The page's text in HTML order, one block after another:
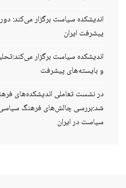
اندیشکده سیاست برگزار می‌کند:
پیشرفت ایران
اندیشکده سیاست برگزار
و بایسته‌های پیشرفت
در نشست تعاملی اندیشکده‌های
شد:بررسی چالش‌های فرهنگ
سیاست در ایران